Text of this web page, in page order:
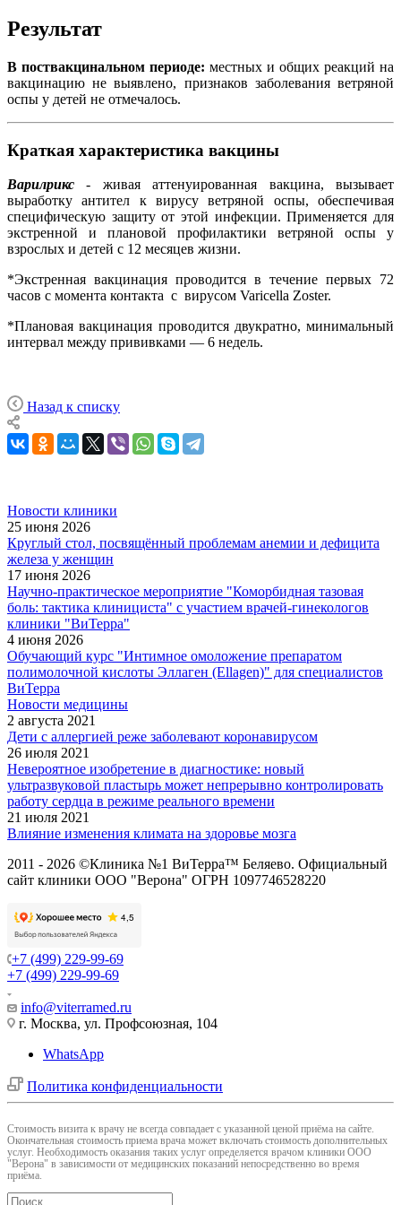
Результат
В поствакцинальном периоде: местных и общих реакций на
вакцинацию не выявлено, признаков заболевания ветряной
оспы у детей не отмечалось.
Краткая характеристика вакцины
Варилрикс - живая аттенуированная вакцина, вызывает
выработку антител к вирусу ветряной оспы, обеспечивая
специфическую защиту от этой инфекции. Применяется для
экстренной и плановой профилактики ветряной оспы у
взрослых и детей с 12 месяцев жизни.
*Экстренная вакцинация проводится в течение первых 72
часов с момента контакта с вирусом Varicella Zoster.
*Плановая вакцинация проводится двукратно, минимальный
интервал между прививками — 6 недель.
Назад к списку
Новости клиники
25 июня 2026
Круглый стол, посвящённый проблемам анемии и дефицита
железа у женщин
17 июня 2026
Научно-практическое мероприятие "Коморбидная тазовая
боль: тактика клинициста" с участием врачей-гинекологов
клиники "ВиТерра"
4 июня 2026
Обучающий курс "Интимное омоложение препаратом
полимолочной кислоты Эллаген (Ellagen)" для специалистов
ВиТерра
Новости медицины
2 августа 2021
Дети с аллергией реже заболевают коронавирусом
26 июля 2021
Невероятное изобретение в диагностике: новый
ультразвуковой пластырь может непрерывно контролировать
работу сердца в режиме реального времени
21 июля 2021
Влияние изменения климата на здоровье мозга
2011 - 2026 ©Клиника №1 ВиТерра™ Беляево. Официальный
сайт клиники ООО "Верона" ОГРН 1097746528220
+7 (499) 229-99-69
+7 (499) 229-99-69
info@viterramed.ru
г. Москва, ул. Профсоюзная, 104
WhatsApp
Политика конфиденциальности
Cтоимость визита к врачу не всегда совпадает с указанной ценой приёма на сайте.
Окончательная стоимость приема врача может включать стоимость дополнительных
услуг. Необходимость оказания таких услуг определяется врачом клиники ООО
"Верона" в зависимости от медицинских показаний непосредственно во время
приёма.